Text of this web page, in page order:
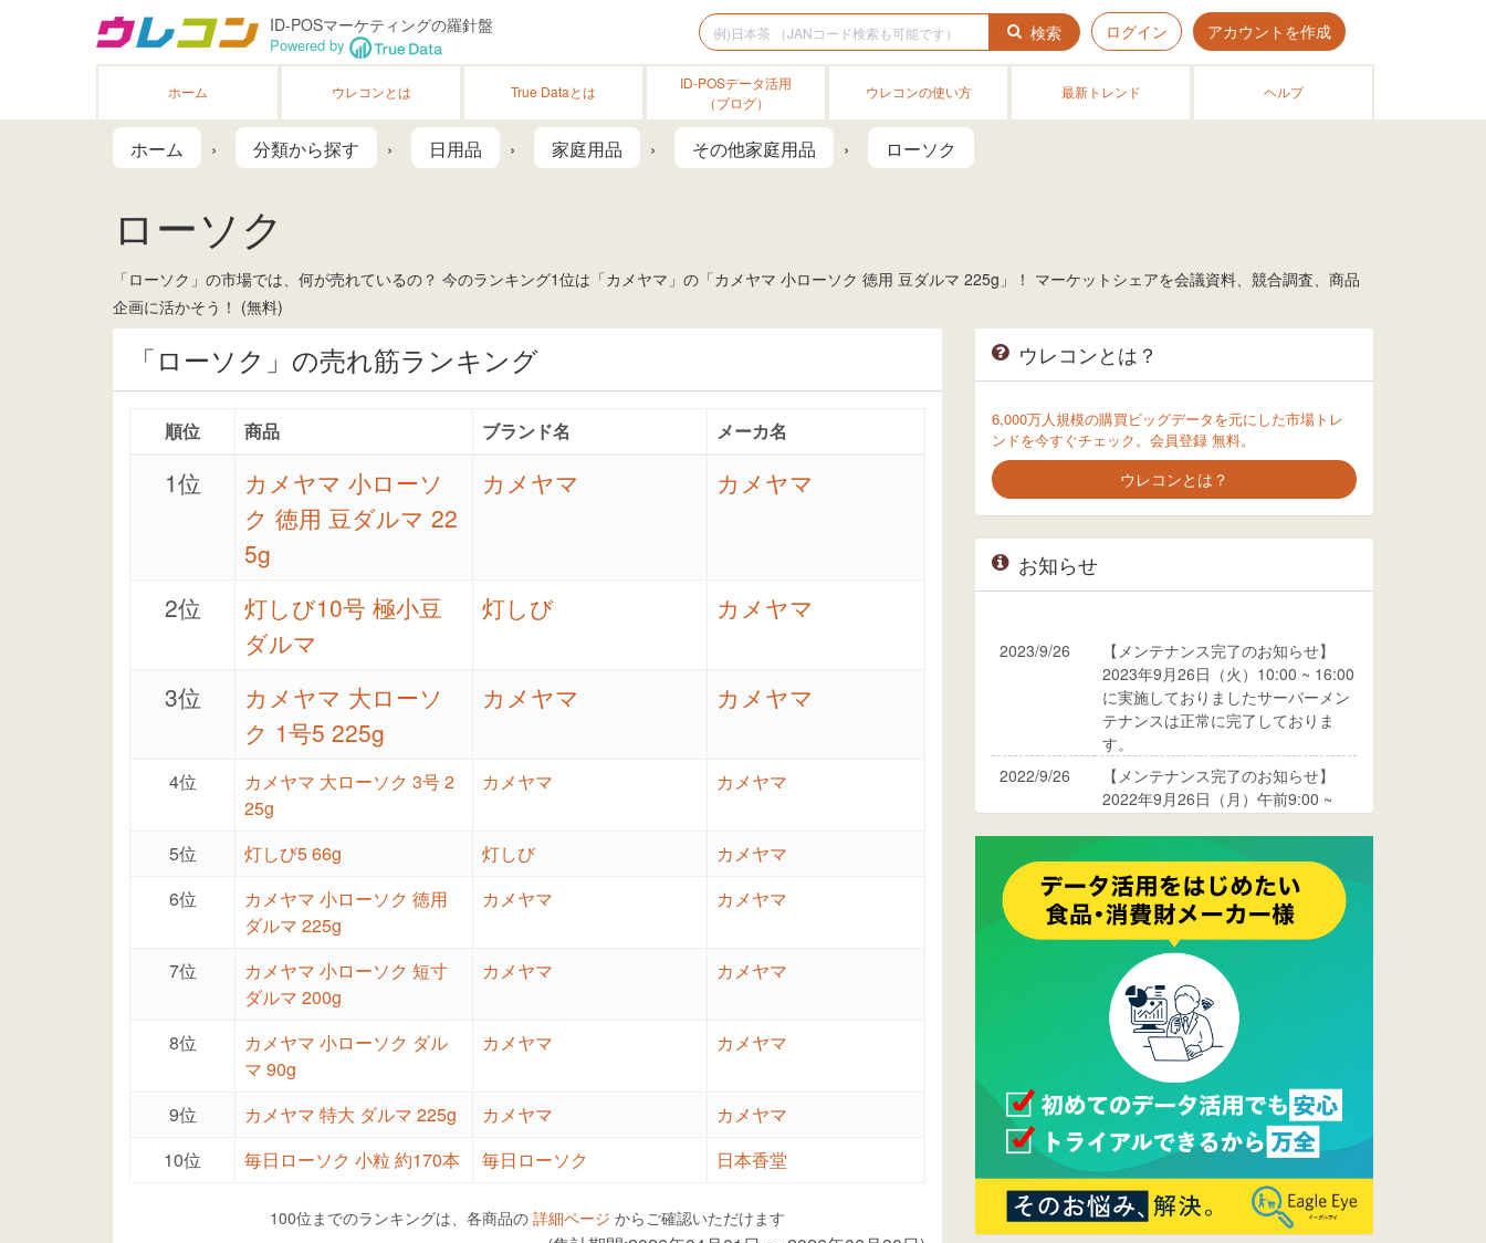
ID-POSマーケティングの羅針盤
Powered by
検索 ログイン アカウントを作成
ホーム ウレコンとは True Dataとは
ID-POSデータ活用
（ブログ）
ウレコンの使い方 最新トレンド ヘルプ
ホーム 分類から探す 日用品 家庭用品 その他家庭用品 ローソク
ローソク
「ローソク」の市場では、何が売れているの？ 今のランキング1位は「カメヤマ」の「カメヤマ 小ローソク 徳用 豆ダルマ 225g」！ マーケットシェアを会議資料、競合調査、商品
企画に活かそう！ (無料)
「ローソク」の売れ筋ランキング
順位 商品 ブランド名 メーカ名
1位
カメヤマ 小ローソ
ク 徳用 豆ダルマ 22
5g
カメヤマ カメヤマ
2位
灯しび10号 極小豆
ダルマ
灯しび カメヤマ
3位
カメヤマ 大ローソ
ク 1号5 225g
カメヤマ カメヤマ
4位
カメヤマ 大ローソク 3号 2
25g
カメヤマ カメヤマ
5位 灯しび5 66g 灯しび
カメヤマ
6位
カメヤマ 小ローソク 徳用
ダルマ 225g
カメヤマ カメヤマ
7位
カメヤマ 小ローソク 短寸
ダルマ 200g
カメヤマ カメヤマ
8位
カメヤマ 小ローソク ダル
マ 90g
カメヤマ カメヤマ
9位 カメヤマ 特大 ダルマ 225g カメヤマ
カメヤマ
10位
毎日ローソク 小粒 約170本 毎日ローソク 日本香堂
100位までのランキングは、各商品の 詳細ページ からご確認いただけます
ウレコンとは？
6,000万人規模の購買ビッグデータを元にした市場トレ
ンドを今すぐチェック。会員登録 無料。
ウレコンとは？
お知らせ
2023/9/26
【メンテナンス完了のお知らせ】
2023年9月26日（火）10:00 ~ 16:00
に実施しておりましたサーバーメン
テナンスは正常に完了しておりま
す。
2022/9/26
【メンテナンス完了のお知らせ】
2022年9月26日（月）午前9:00 ~
ります。
2017/05/17
ウレコンでブログ掲載が始まりまし
た。ぜひご覧ください。
ウレコンのサイト機能を大幅バージ
ョンアップ。詳細はこちら。⇒
ページへ
ウレコンが機能拡充し、サイトリニ
ューアルしました。⇒
Facebook
2015/04/30
Facebookページを開設しました。
詳細はこちら。
2015/04/20
ウレコンサイトリリースしました。